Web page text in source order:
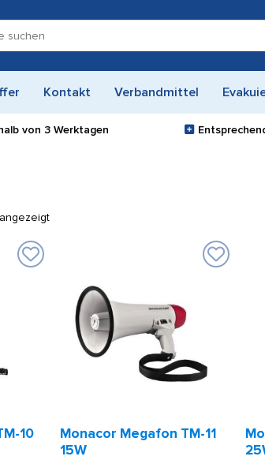
Kontakt Verbandmittel
von 3 Werktagen
10
Monacor Megafon TM-11
15W